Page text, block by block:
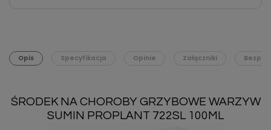
Opis Specyfikacja Opinie Załączniki
ŚRODEK NA CHOROBY GRZYBOWE WARZYW
SUMIN PROPLANT 722SL 100ML